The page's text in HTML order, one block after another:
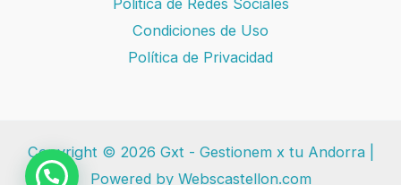
Politica de Redes Sociales
Condiciones de Uso
Política de Privacidad
Copyright © 2026 Gxt - Gestionem x tu Andorra |
Powered by Webscastellon.com